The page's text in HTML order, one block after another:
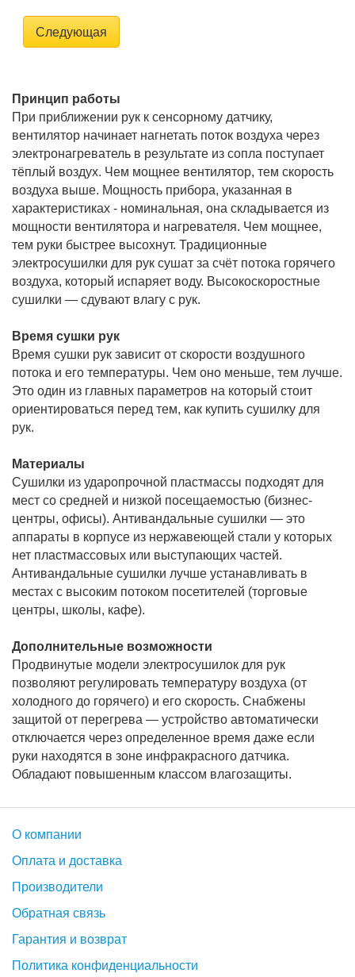
Следующая
Принцип работы
При приближении рук к сенсорному датчику,
вентилятор начинает нагнетать поток воздуха через
электронагреватель в результате из сопла поступает
тёплый воздух. Чем мощнее вентилятор, тем скорость
воздуха выше. Мощность прибора, указанная в
характеристиках - номинальная, она складывается из
мощности вентилятора и нагревателя. Чем мощнее,
тем руки быстрее высохнут. Традиционные
электросушилки для рук сушат за счёт потока горячего
воздуха, который испаряет воду. Высокоскоростные
сушилки — сдувают влагу с рук.
Время сушки рук
Время сушки рук зависит от скорости воздушного
потока и его температуры. Чем оно меньше, тем лучше.
Это один из главных параметров на который стоит
ориентироваться перед тем, как купить сушилку для
рук.
Материалы
Сушилки из ударопрочной пластмассы подходят для
мест со средней и низкой посещаемостью (бизнес-
центры, офисы). Антивандальные сушилки — это
аппараты в корпусе из нержавеющей стали у которых
нет пластмассовых или выступающих частей.
Антивандальные сушилки лучше устанавливать в
местах с высоким потоком посетителей (торговые
центры, школы, кафе).
Дополнительные возможности
Продвинутые модели электросушилок для рук
позволяют регулировать температуру воздуха (от
холодного до горячего) и его скорость. Снабжены
защитой от перегрева — устройство автоматически
отключается через определенное время даже если
руки находятся в зоне инфракрасного датчика.
Обладают повышенным классом влагозащиты.
О компании
Оплата и доставка
Производители
Обратная связь
Гарантия и возврат
Политика конфиденциальности